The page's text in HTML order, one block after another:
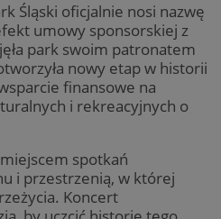
Śląski oficjalnie nosi nazwę
umowy sponsorskiej z
park swoim patronatem
nowy etap w historii
finansowe na
i rekreacyjnych o
spotkań
i przestrzenią, w której
Koncert